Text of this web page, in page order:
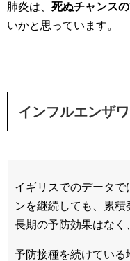
肺炎は、 死ぬチャンス
いかと思っています。
インフルエンザ
イギリスでのデータ
ンを継続しても、累積
長期の予防効果はなく
予防接種を続けてい